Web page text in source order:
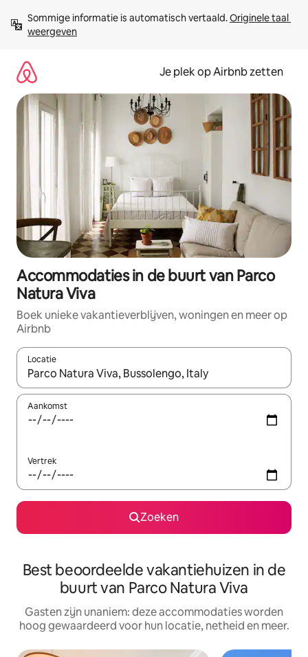
direct
naar
Sommige informatie is automatisch vertaald. Originele taal
weergeven
Je plek op Airbnb zetten
Accommodaties in de buurt van Parco
Natura Viva
Boek unieke vakantieverblijven, woningen en meer op
Airbnb
Locatie
Wanneer er resultaten beschikbaar zijn, maak je een keuze
Aankomst
Vertrek
Zoeken
Best beoordeelde vakantiehuizen in de
buurt van Parco Natura Viva
Gasten zijn unaniem: deze accommodaties worden
hoog gewaardeerd voor hun locatie, netheid en meer.